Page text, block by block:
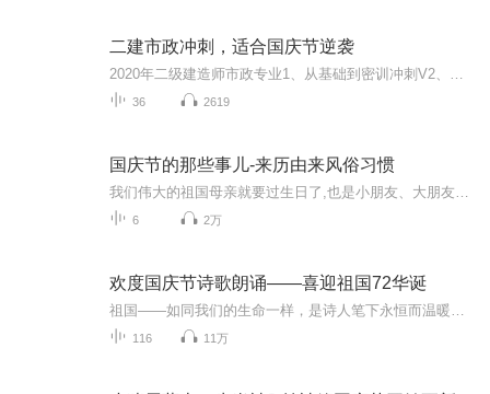
二建市政冲刺，适合国庆节逆袭
36 2619
国庆节的那些事儿-来历由来风俗习惯
6 2万
欢度国庆节诗歌朗诵——喜迎祖国72华诞
116 11万